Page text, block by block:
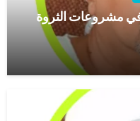
في مشروعات الثروة